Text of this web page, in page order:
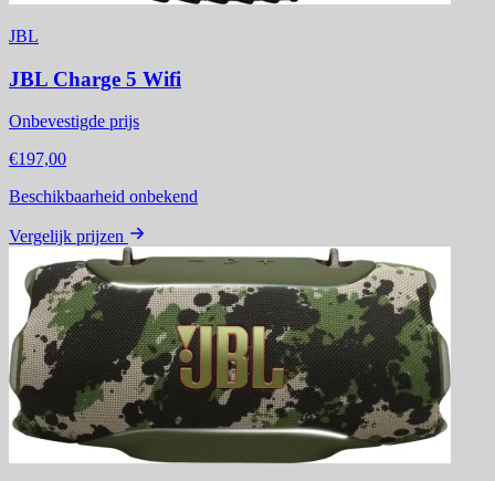
JBL
JBL Charge 5 Wifi
Onbevestigde prijs
€197,00
Beschikbaarheid onbekend
Vergelijk prijzen